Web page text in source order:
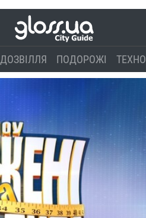
ДОЗВІЛЛЯ ПОДОРОЖІ ТЕХНО